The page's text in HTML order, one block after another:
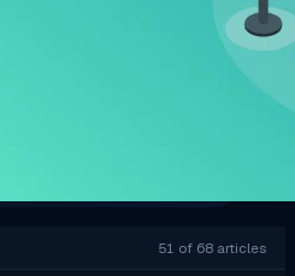
51 of 68 articles